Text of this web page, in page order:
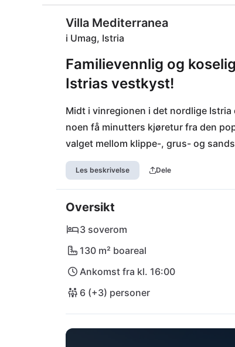
Villa Mediterranea
i Umag, Istria
Familievennlig og
Istrias vestkyst!
Midt i vinregionen i det nordlige
noen få minutters kjøretur fra den
valget mellom klippe-, grus- og
strandbarene er et perfekt tillegg til
denne regionen: Enten det er ved
du prøve den tradisjonelle istrianske
dagsutflukt. Slentrende gjennom
Den nærmeste internasjonale
Les beskrivelse Dele
Oversikt
3 soverom
130 m² boareal
Ankomst fra kl. 16:00
6 (+3) personer